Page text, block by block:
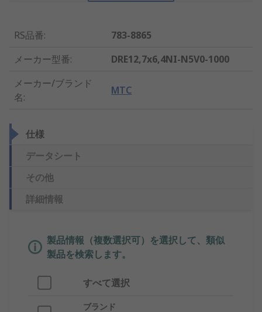
RS品番:
783-8865
メーカー型番:
DRE12,7x6,4NI-N5V0-1000
メーカー/ブランド
名:
MTC
仕様
データシート
その他
詳細情報
製品情報（複数選択可）を選択して、類似
製品を検索します。
すべて選択
ブランド